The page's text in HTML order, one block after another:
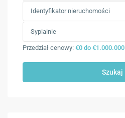
Sypialnie
Przedział cenowy: €0 do €1.000.000
Szukaj